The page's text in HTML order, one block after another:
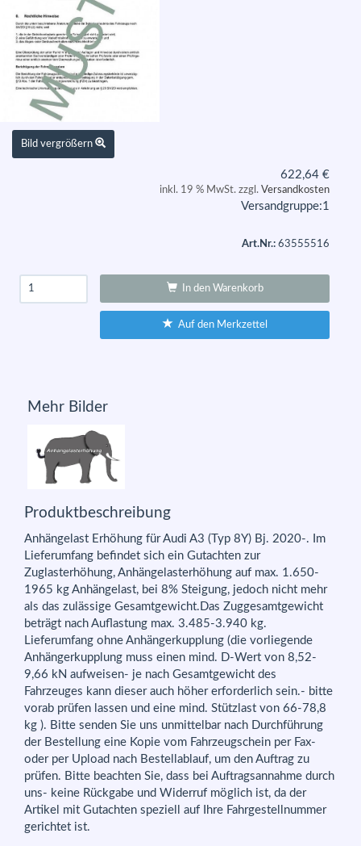
Bild vergrößern
622,64 €
inkl. 19 % MwSt. zzgl. Versandkosten
Versandgruppe:1
Art.Nr.: 63555516
In den Warenkorb
Auf den Merkzettel
Mehr Bilder
Produktbeschreibung
Anhängelast Erhöhung für Audi A3 (Typ 8Y) Bj. 2020-. Im
Lieferumfang befindet sich ein Gutachten zur
Zuglasterhöhung, Anhängelasterhöhung auf max. 1.650-
1965 kg Anhängelast, bei 8% Steigung, jedoch nicht mehr
als das zulässige Gesamtgewicht.Das Zuggesamtgewicht
beträgt nach Auflastung max. 3.485-3.940 kg.
Lieferumfang ohne Anhängerkupplung (die vorliegende
Anhängerkupplung muss einen mind. D-Wert von 8,52-
9,66 kN aufweisen- je nach Gesamtgewicht des
Fahrzeuges kann dieser auch höher erforderlich sein.- bitte
vorab prüfen lassen und eine mind. Stützlast von 66-78,8
kg ). Bitte senden Sie uns unmittelbar nach Durchführung
der Bestellung eine Kopie vom Fahrzeugschein per Fax-
oder per Upload nach Bestellablauf, um den Auftrag zu
prüfen. Bitte beachten Sie, dass bei Auftragsannahme durch
uns- keine Rückgabe und Widerruf möglich ist, da der
Artikel mit Gutachten speziell auf Ihre Fahrgestellnummer
gerichtet ist.